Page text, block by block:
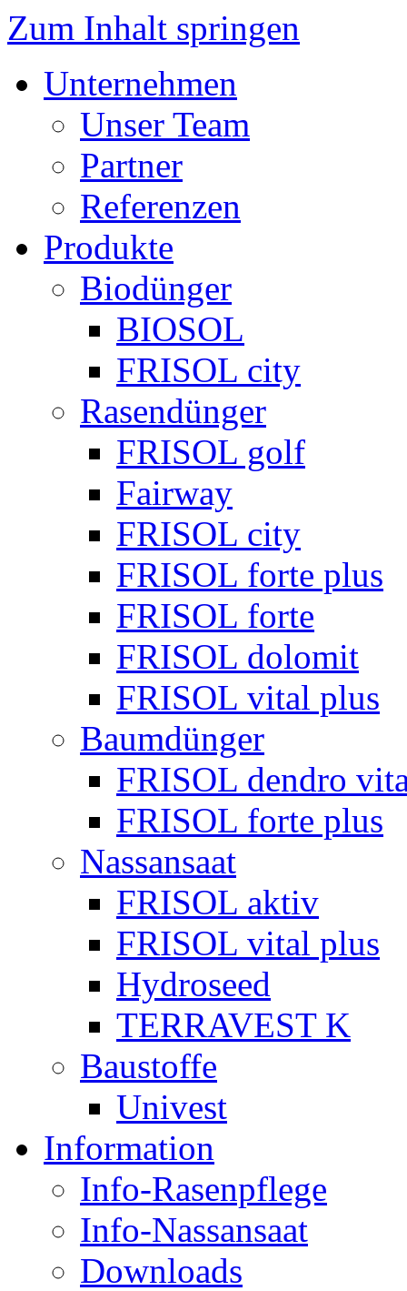
Zum Inhalt springen
Unternehmen
Unser Team
Partner
Referenzen
Produkte
Biodünger
BIOSOL
FRISOL city
Rasendünger
FRISOL golf
Fairway
FRISOL city
FRISOL forte plus
FRISOL forte
FRISOL dolomit
FRISOL vital plus
Baumdünger
FRISOL dendro
FRISOL forte plus
Nassansaat
FRISOL aktiv
FRISOL vital plus
Hydroseed
TERRAVEST K
Baustoffe
Univest
Information
Info-Rasenpflege
Info-Nassansaat
Downloads